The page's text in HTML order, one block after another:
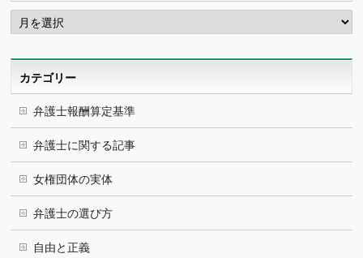
ア
ー
カ
カテゴリー
弁護士報酬算定基準
弁護士に関する記事
女権団体の実体
弁護士の選び方
自由と正義